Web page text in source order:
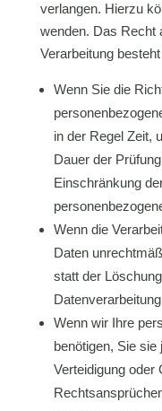
verlangen. Hierzu
wenden. Das Recht
Verarbeitung
Wenn Sie die
in der Regel Zeit,
Dauer der
Einschränkung
Wenn die
Daten
statt der
Wenn wir Ihre
benötigen, Sie sie
Verteidigung oder